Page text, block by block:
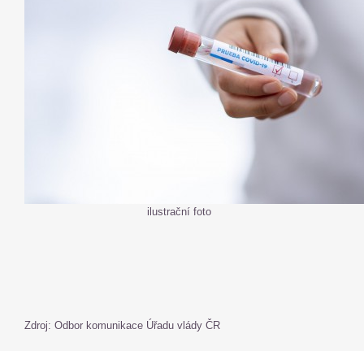
ilustrační foto
Zdroj: Odbor komunikace Úřadu vlády ČR